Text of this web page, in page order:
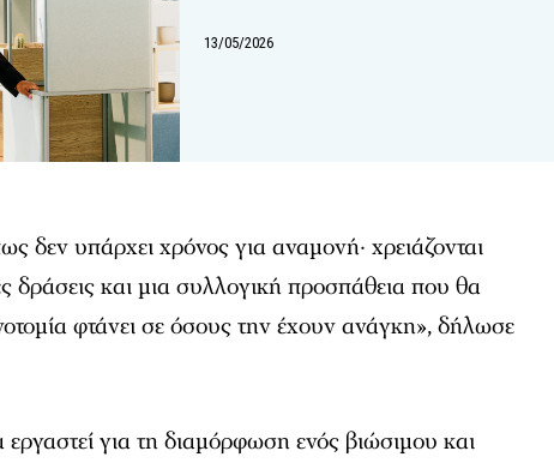
13/05/2026
δεν υπάρχει χρόνος για αναμονή· χρειάζονται
δράσεις και μια συλλογική προσπάθεια που θα
φτάνει σε όσους την έχουν ανάγκη», δήλωσε
για τη διαμόρφωση ενός βιώσιμου και